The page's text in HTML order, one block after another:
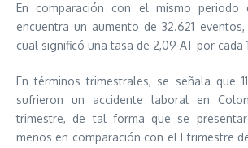
En comparación con el mismo
encuentra un aumento de 32.621 eventos,
cual significó una tasa de 2,09 AT por cada
En términos trimestrales, se señala que
sufrieron un accidente laboral en
trimestre, de tal forma que se
menos en comparación con el I trimestre